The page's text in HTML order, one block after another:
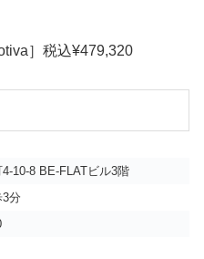
］税込¥479,320
BE-FLATビル3階
分